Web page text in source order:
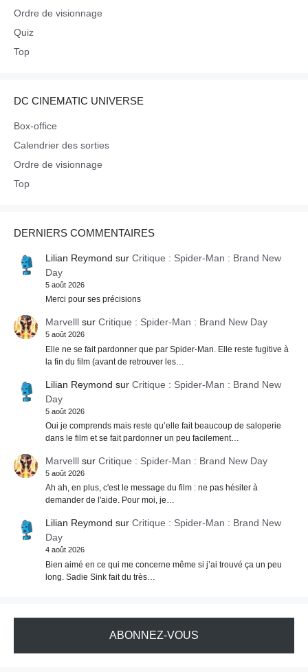
Ordre de visionnage
Quiz
Top
DC CINEMATIC UNIVERSE
Box-office
Calendrier des sorties
Ordre de visionnage
Top
DERNIERS COMMENTAIRES
Lilian Reymond sur Critique : Spider-Man : Brand New
Day
5 août 2026
Merci pour ses précisions
Marvelllsur Critique : Spider-Man : Brand New Day
5 août 2026
Elle ne se fait pardonner que par Spider-Man. Elle reste fugitive à
la fin du film (avant de retrouver les…
Lilian Reymond sur Critique : Spider-Man : Brand New
Day
5 août 2026
Oui je comprends mais reste qu’elle fait beaucoup de saloperie
dans le film et se fait pardonner un peu facilement…
Marvelllsur Critique : Spider-Man : Brand New Day
5 août 2026
Ah ah, en plus, c'est le message du film : ne pas hésiter à
demander de l'aide. Pour moi, je…
Lilian Reymond sur Critique : Spider-Man : Brand New
Day
4 août 2026
Bien aimé en ce qui me concerne même si j’ai trouvé ça un peu
long. Sadie Sink fait du très…
ABONNEZ-VOUS